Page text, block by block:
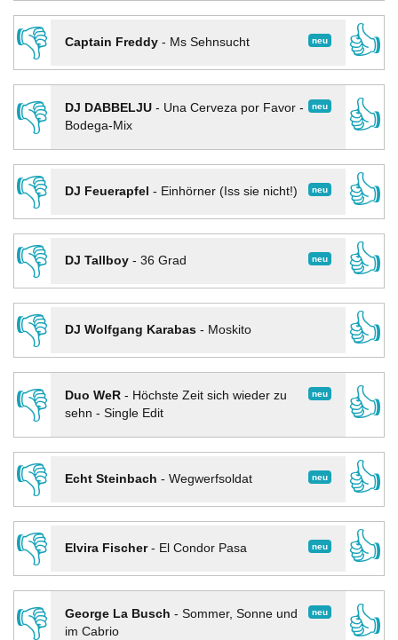
👎
neu
Captain Freddy- Ms Sehnsucht
👍
👎
neu
DJ DABBELJU- Una Cerveza por Favor -
Bodega-Mix
👍
👎
neu
DJ Feuerapfel - Einhörner (Iss sie nicht!)
👍
👎
neu
DJ Tallboy- 36 Grad
👍
👎
DJ Wolfgang Karabas- Moskito
👍
👎
neu
Duo WeR- Höchste Zeit sich wieder zu
sehn - Single Edit
👍
👎
neu
Echt Steinbach - Wegwerfsoldat
👍
👎
neu
Elvira Fischer- El Condor Pasa
👍
👎
neu
George La Busch - Sommer, Sonne und
im Cabrio
👍